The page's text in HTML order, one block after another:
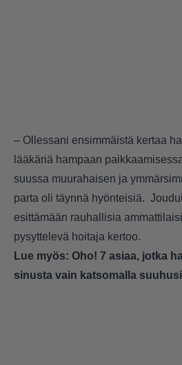
– Ollessani ensimmäistä kertaa
lääkäriä hampaan
suussa muurahaisen ja
parta oli täynnä hyönteisiä.
esittämään rauhallisia
pysyttelevä hoitaja kertoo.
Lue myös: Oho! 7 asiaa, jotka
sinusta vain katsomalla suuhusi